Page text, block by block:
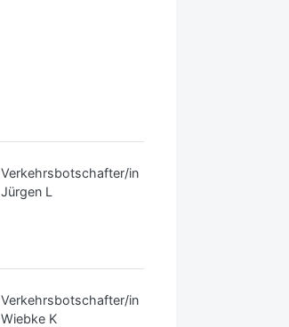
Verkehrsbotschafter/in
Jürgen L
Verkehrsbotschafter/in
Wiebke K